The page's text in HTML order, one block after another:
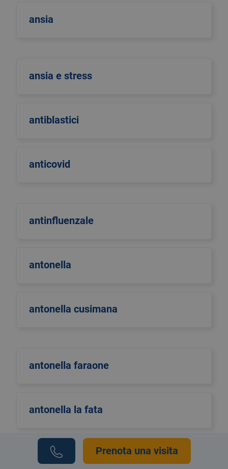
ansia
ansia e stress
antiblastici
anticovid
antinfluenzale
antonella
antonella cusimana
antonella faraone
antonella la fata
Antonella PellinoPrenota una visita